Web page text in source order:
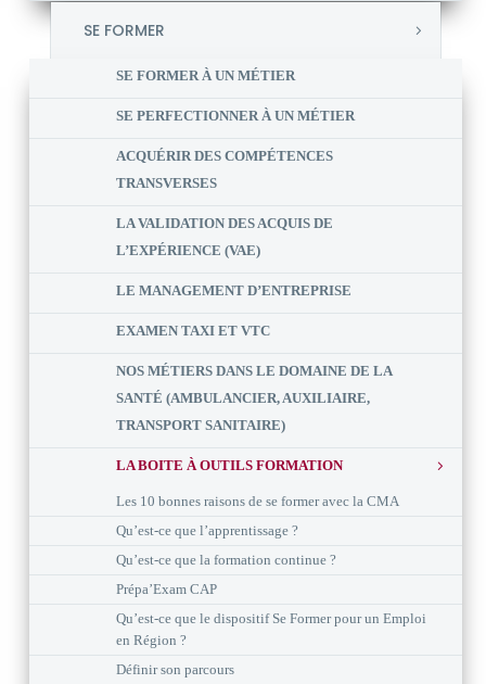
SE FORMER
SE FORMER À UN MÉTIER
SE PERFECTIONNER À UN MÉTIER
ACQUÉRIR DES COMPÉTENCES
TRANSVERSES
LA VALIDATION DES ACQUIS DE
L’EXPÉRIENCE (VAE)
LE MANAGEMENT D’ENTREPRISE
EXAMEN TAXI ET VTC
NOS MÉTIERS DANS LE DOMAINE DE LA
SANTÉ (AMBULANCIER, AUXILIAIRE,
TRANSPORT SANITAIRE)
LA BOITE À OUTILS FORMATION
Les 10 bonnes raisons de se former avec la CMA
Qu’est-ce que l’apprentissage ?
Qu’est-ce que la formation continue ?
Prépa’Exam CAP
Qu’est-ce que le dispositif Se Former pour un Emploi
en Région ?
Définir son parcours